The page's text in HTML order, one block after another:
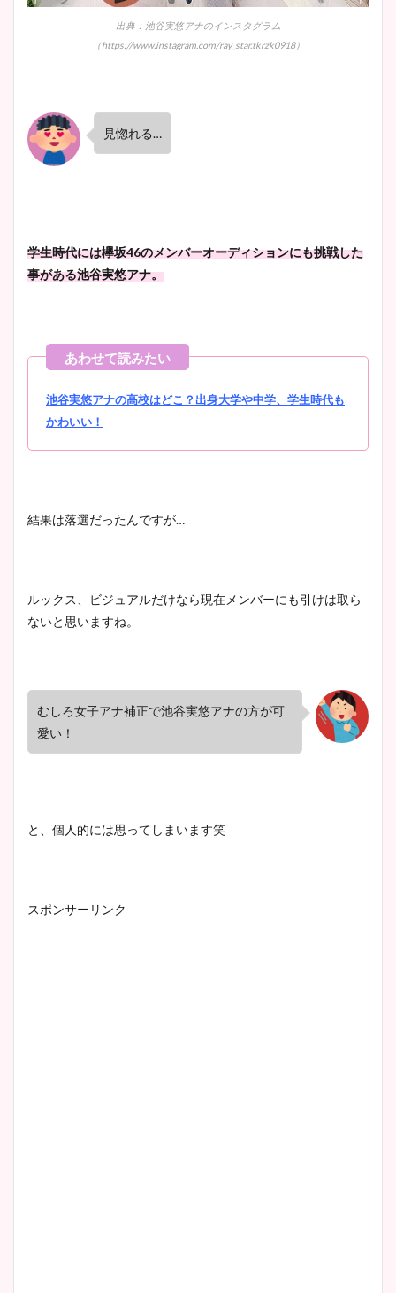
出典：池谷実悠アナのインスタグラム
（https://www.instagram.com/ray_star.tkrzk0918）
見惚れる…
学生時代には欅坂46のメンバーオーディションにも挑戦した
事がある池谷実悠アナ。
池谷実悠アナの高校はどこ？出身大学や中学、学生時代も
かわいい！
結果は落選だったんですが…
ルックス、ビジュアルだけなら現在メンバーにも引けは取ら
ないと思いますね。
むしろ女子アナ補正で池谷実悠アナの方が可
愛い！
と、個人的には思ってしまいます笑
スポンサーリンク